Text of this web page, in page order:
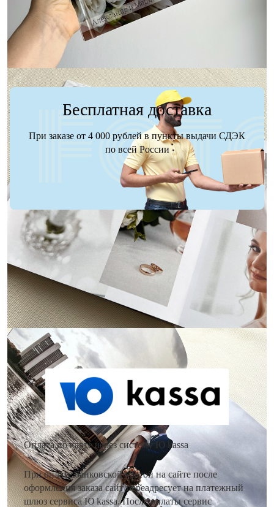
Заказать Заказать
Бесплатная доставка
При заказе от 4 000 рублей в пункты выдачи СДЭК
по всей России
Как оплатить заказ?
Оплата по карте через систему Ю kassa
При оплате банковской картой на сайте после
оформления заказа сайт переадресует на платежный
шлюз сервиса Ю kassa. После оплаты сервис